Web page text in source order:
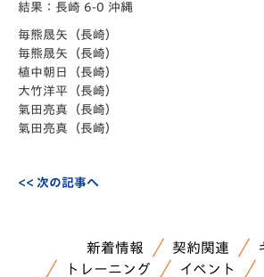
結果：長崎 6-0 沖縄
毎熊晟矢（長崎）
毎熊晟矢（長崎）
植中朝日（長崎）
大竹洋平（長崎）
氣田亮真（長崎）
氣田亮真（長崎）
<< 次の記事へ
新着情報 契約関連
トレーニング
イベント